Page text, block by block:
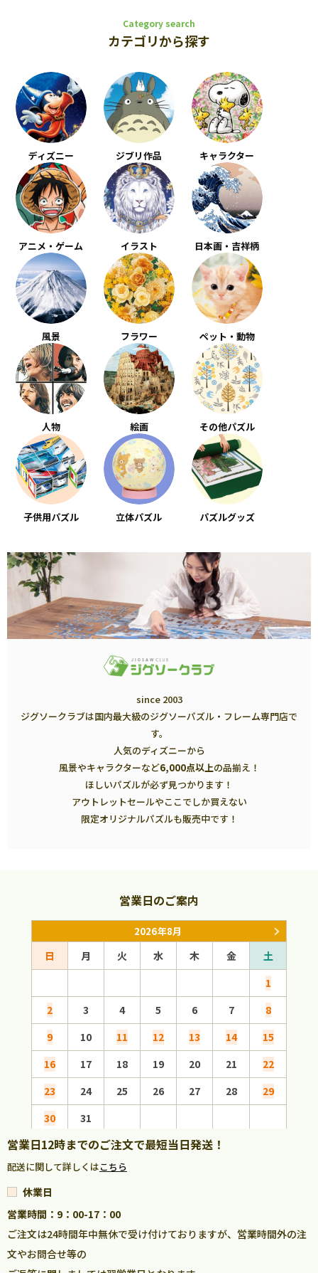
Category search
カテゴリから探す
ディズニー ジブリ作品 キャラクター
アニメ・ゲーム イラスト 日本画・吉祥柄
風景 フラワー ペット・動物
人物 絵画 その他パズル
子供用パズル 立体パズル パズルグッズ
since 2003
ジグソークラブは国内最大級のジグソーパズル・フレーム専門店で
す。
人気のディズニーから
風景やキャラクターなど6,000点以上の品揃え！
ほしいパズルが必ず見つかります！
アウトレットセールやここでしか買えない
限定オリジナルパズルも販売中です！
営業日のご案内
2026年8月
日 月 火 水 木 金
土
1
2
3 4 5 6 7
8
9
10 11 12 13 14
15
16
17 18 19 20 21
22
23
24 25 26 27 28
29
30
31
営業日12時までのご注文で最短当日発送！
配送に関して詳しくはこちら
休業日
営業時間：9：00-17：00
ご注文は24時間年中無休で受け付けておりますが、営業時間外の注
文やお問合せ等の